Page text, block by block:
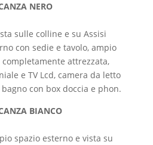
NERO
sulle colline e su Assisi
con sedie e tavolo, ampio
attrezzata,
e TV Lcd, camera da letto
con box doccia e phon.
BIANCO
spazio esterno e vista su